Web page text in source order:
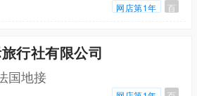
网店第1年 百
行社有限公司
国地接